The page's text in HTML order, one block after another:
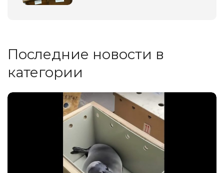
Последние новости в
категории